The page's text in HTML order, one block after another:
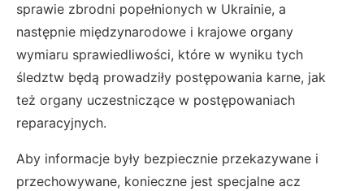
sprawie zbrodni popełnionych w Ukrainie, a
następnie międzynarodowe i krajowe organy
wymiaru sprawiedliwości, które w wyniku tych
śledztw będą prowadziły postępowania karne, jak
też organy uczestniczące w postępowaniach
reparacyjnych.
Aby informacje były bezpiecznie przekazywane i
przechowywane, konieczne jest specjalne acz